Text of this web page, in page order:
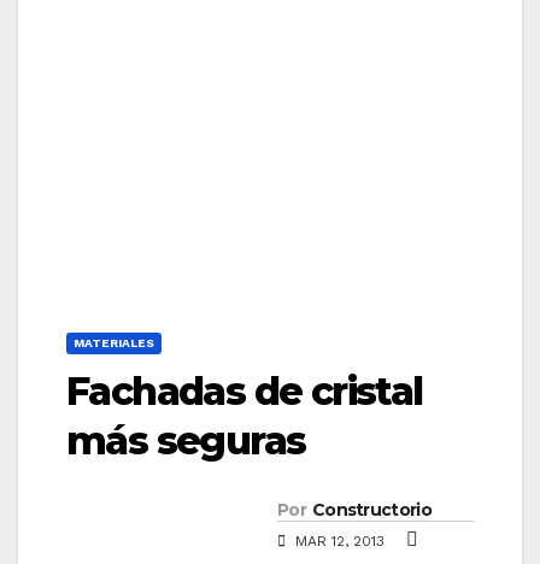
MATERIALES
Fachadas de cristal
más seguras
Por Constructorio
MAR 12, 2013